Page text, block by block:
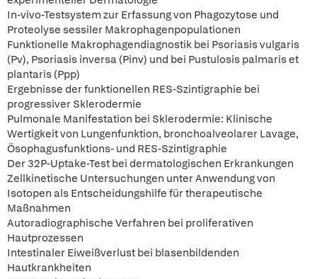
In-vivo-Testsystem zur Erfassung von Phagozytose und
Proteolyse sessiler Makrophagenpopulationen
Funktionelle Makrophagendiagnostik bei Psoriasis vulgaris
(Pv), Psoriasis inversa (Pinv) und bei Pustulosis palmaris et
plantaris (Ppp)
Ergebnisse der funktionellen RES-Szintigraphie bei
progressiver Sklerodermie
Pulmonale Manifestation bei Sklerodermie: Klinische
Wertigkeit von Lungenfunktion, bronchoalveolarer Lavage,
Ösophagusfunktions- und RES-Szintigraphie
Der 32P-Uptake-Test bei dermatologischen Erkrankungen
Zellkinetische Untersuchungen unter Anwendung von
Isotopen als Entscheidungshilfe für therapeutische
Maßnahmen
Autoradiographische Verfahren bei proliferativen
Hautprozessen
Intestinaler Eiweißverlust bei blasenbildenden
Hautkrankheiten